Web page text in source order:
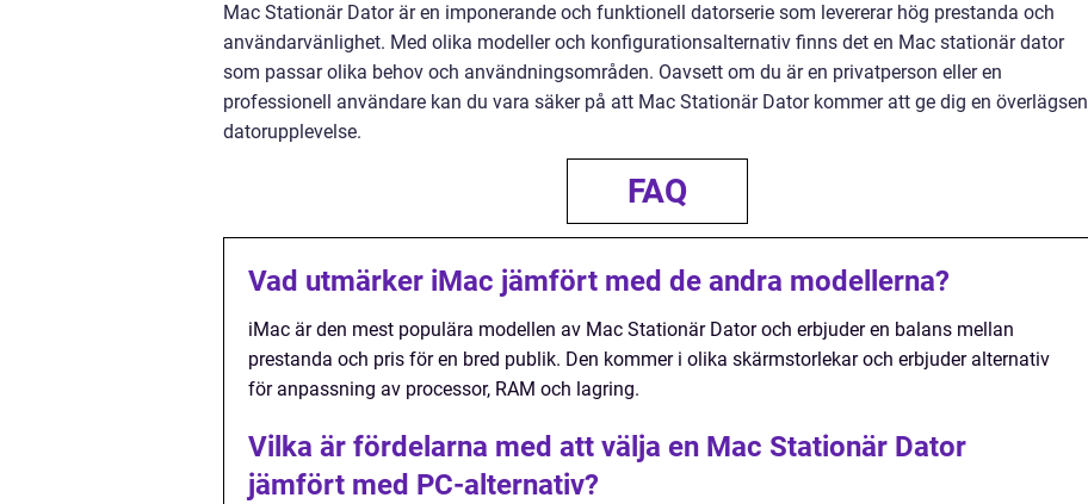
Mac Stationär Dator är en imponerande och funktionell datorserie som levererar hög prestanda och
användarvänlighet. Med olika modeller och konfigurationsalternativ finns det en Mac stationär dator
som passar olika behov och användningsområden. Oavsett om du är en privatperson eller en
professionell användare kan du vara säker på att Mac Stationär Dator kommer att ge dig en överlägsen
datorupplevelse.
FAQ
Vad utmärker iMac jämfört med de andra modellerna?
iMac är den mest populära modellen av Mac Stationär Dator och erbjuder en balans mellan
prestanda och pris för en bred publik. Den kommer i olika skärmstorlekar och erbjuder alternativ
för anpassning av processor, RAM och lagring.
Vilka är fördelarna med att välja en Mac Stationär Dator
jämfört med PC-alternativ?